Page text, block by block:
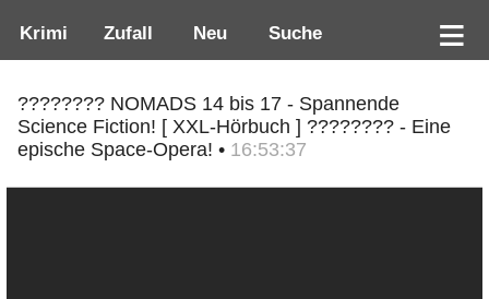
Krimi Zufall Neu Suche
???????? NOMADS 14 bis 17 - Spannende
Science Fiction! [ XXL-Hörbuch ] ???????? - Eine
epische Space-Opera! • 16:53:37